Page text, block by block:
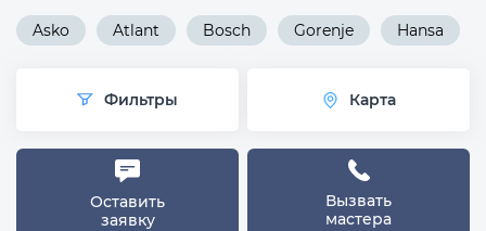
Asko Atlant Bosch Gorenje Hansa
Фильтры Карта
Оставить
заявку
Вызвать
мастера